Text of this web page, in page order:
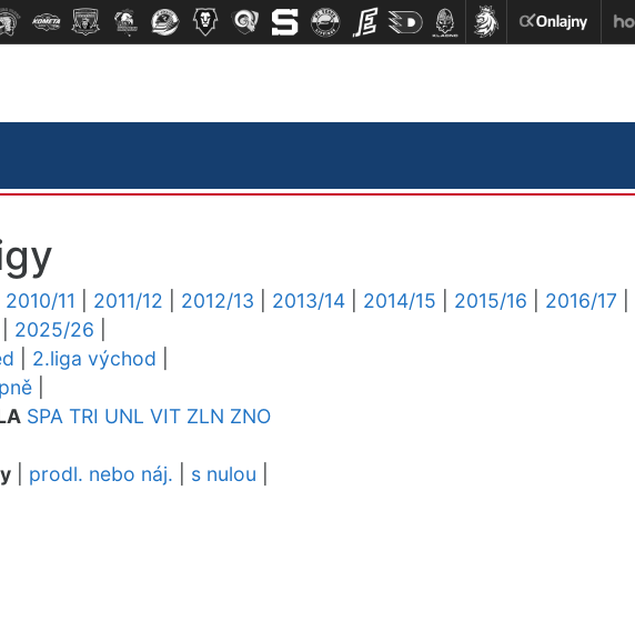
2010/11 2011/12 2012/13 2013/14 2014/15 2015/16 2016/17
2025/26
2.liga východ
SPA TRI UNL VIT ZLN ZNO
prodl. nebo náj. s nulou